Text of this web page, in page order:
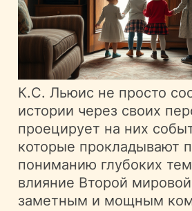
К.С. Льюис не просто
истории через своих
проецирует на них
которые прокладывают
пониманию глубоких
влияние Второй
заметным и мощным